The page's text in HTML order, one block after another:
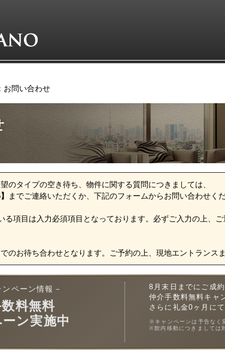
お問い合わせ
のタイプの空き待ち、物件に関する質問につきましては、
】 までご連絡いただくか、下記のフォームからお問い合わせくだ
る項目は入力必須項目となっております。必ずご入力の上、ご
のお待ち合わせとなります。ご予約の上、現地エントランス
ンペーン情報－
料無料
ン実施中
8月末日までにご成
仲介手数料無料キャ
さらに礼金0ヶ月に
※キャンペーンは予告なく
※館内移動につきましては